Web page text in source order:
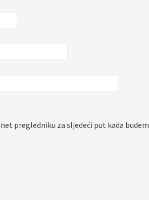
pregledniku za sljedeći put kada budem